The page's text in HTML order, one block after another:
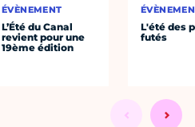
ÉVÈNEMENT
L’Été du Canal
revient pour une
19ème édition
L'été des
futés